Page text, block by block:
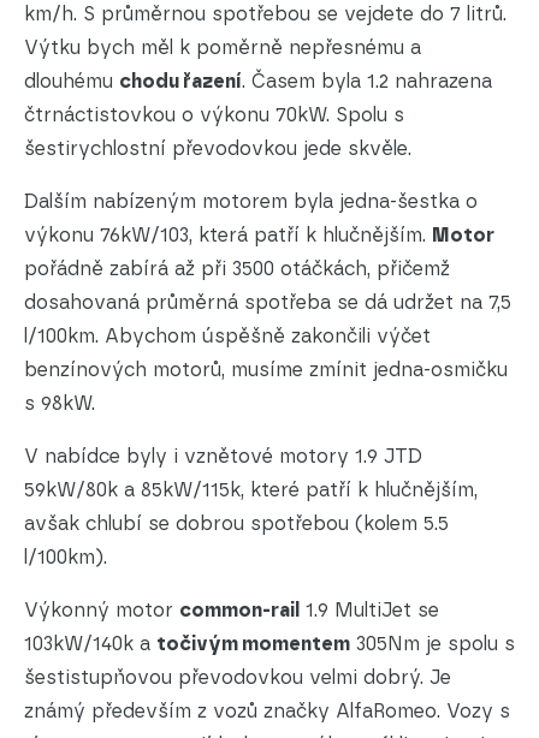
km/h. S průměrnou spotřebou se vejdete do 7 litrů.
Výtku bych měl k poměrně nepřesnému a
dlouhému chodu řazení. Časem byla 1.2 nahrazena
čtrnáctistovkou o výkonu 70kW. Spolu s
šestirychlostní převodovkou jede skvěle.
Dalším nabízeným motorem byla jedna-šestka o
výkonu 76kW/103, která patří k hlučnějším. Motor
pořádně zabírá až při 3500 otáčkách, přičemž
dosahovaná průměrná spotřeba se dá udržet na 7,5
l/100km. Abychom úspěšně zakončili výčet
benzínových motorů, musíme zmínit jedna-osmičku
s 98kW.
V nabídce byly i vznětové motory 1.9 JTD
59kW/80k a 85kW/115k, které patří k hlučnějším,
avšak chlubí se dobrou spotřebou (kolem 5.5
l/100km).
Výkonný motor common-rail 1.9 MultiJet se
103kW/140k a točivým momentem 305Nm je spolu s
šestistupňovou převodovkou velmi dobrý. Je
známý především z vozů značky AlfaRomeo. Vozy s